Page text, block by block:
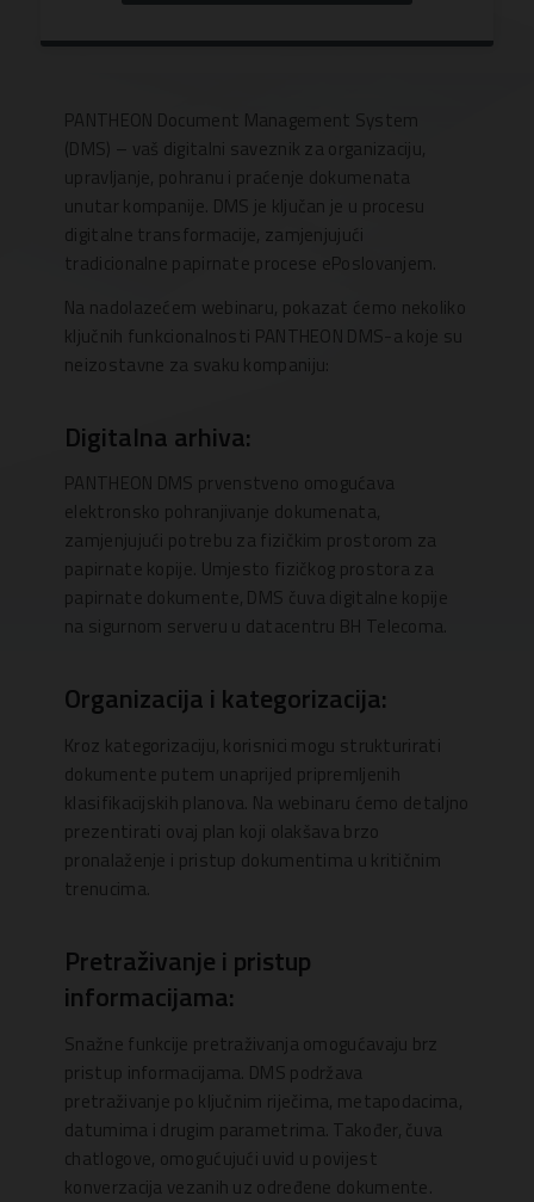
PANTHEON Document Management System
(DMS) – vaš digitalni saveznik za organizaciju,
upravljanje, pohranu i praćenje dokumenata
unutar kompanije. DMS je ključan je u procesu
digitalne transformacije, zamjenjujući
tradicionalne papirnate procese ePoslovanjem.
Na nadolazećem webinaru, pokazat ćemo nekoliko
ključnih funkcionalnosti PANTHEON DMS-a koje su
neizostavne za svaku kompaniju:
Digitalna arhiva:
PANTHEON DMS prvenstveno omogućava
elektronsko pohranjivanje dokumenata,
zamjenjujući potrebu za fizičkim prostorom za
papirnate kopije. Umjesto fizičkog prostora za
papirnate dokumente, DMS čuva digitalne kopije
na sigurnom serveru u datacentru BH Telecoma.
Organizacija i kategorizacija:
Kroz kategorizaciju, korisnici mogu strukturirati
dokumente putem unaprijed pripremljenih
klasifikacijskih planova. Na webinaru ćemo detaljno
prezentirati ovaj plan koji olakšava brzo
pronalaženje i pristup dokumentima u kritičnim
trenucima.
Pretraživanje i pristup
informacijama:
Snažne funkcije pretraživanja omogućavaju brz
pristup informacijama. DMS podržava
pretraživanje po ključnim riječima, metapodacima,
datumima i drugim parametrima. Također, čuva
chatlogove, omogućujući uvid u povijest
konverzacija vezanih uz određene dokumente.